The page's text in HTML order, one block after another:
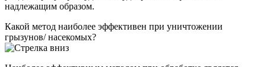
надлежащим образом.
Какой метод наиболее эффективен при уничтожении
грызунов/ насекомых?